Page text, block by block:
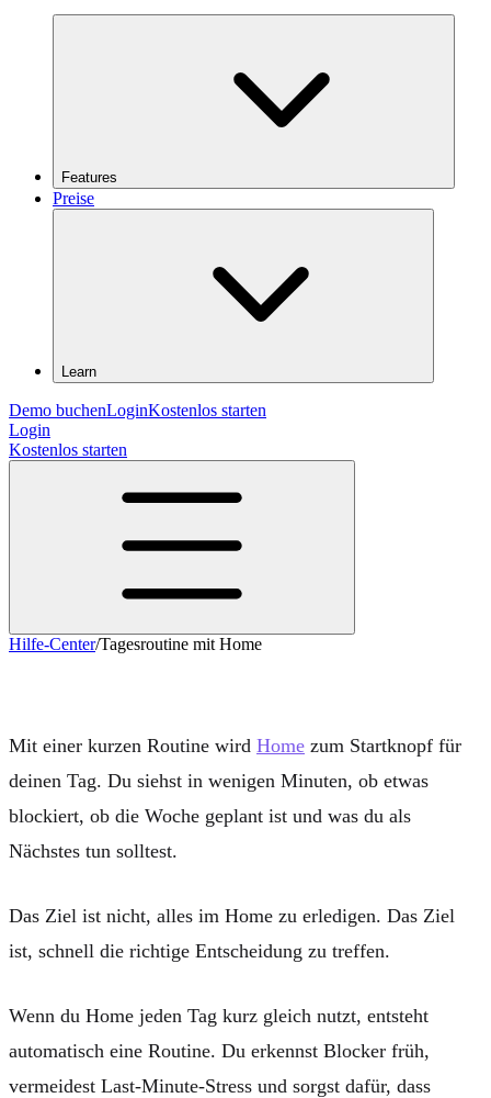
Features
Preise
Learn
Demo buchenLoginKostenlos starten
Login
Kostenlos starten
Hilfe-Center/Tagesroutine mit Home
Mit einer kurzen Routine wird Home zum Startknopf für
deinen Tag. Du siehst in wenigen Minuten, ob etwas
blockiert, ob die Woche geplant ist und was du als
Nächstes tun solltest.
Das Ziel ist nicht, alles im Home zu erledigen. Das Ziel
ist, schnell die richtige Entscheidung zu treffen.
Wenn du Home jeden Tag kurz gleich nutzt, entsteht
automatisch eine Routine. Du erkennst Blocker früh,
vermeidest Last-Minute-Stress und sorgst dafür, dass